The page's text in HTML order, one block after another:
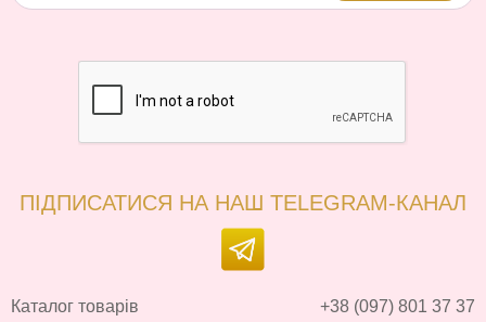
ПІДПИСАТИСЯ НА НАШ TELEGRAM-КАНАЛ
Каталог товарів +38 (097) 801 37 37